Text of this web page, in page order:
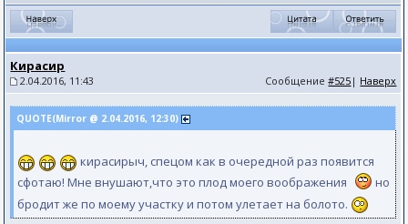
Кирасир
2.04.2016, 11:43 Сообщение#525 | Наверх
QUOTE(Mirror @ 2.04.2016, 12:30)
кирасирыч, спецом как в очередной раз появится
сфотаю! Мне внушают,что это плод моего воображения
но
бродит же по моему участку и потом улетает на болото.